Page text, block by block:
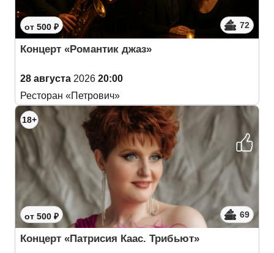
от 500 ₽ 72
Концерт «Романтик джаз»
28 августа 2026 20:00
Ресторан «Петрович»
18+
от 500 ₽ 69
Концерт «Патрисия Каас. Трибьют»